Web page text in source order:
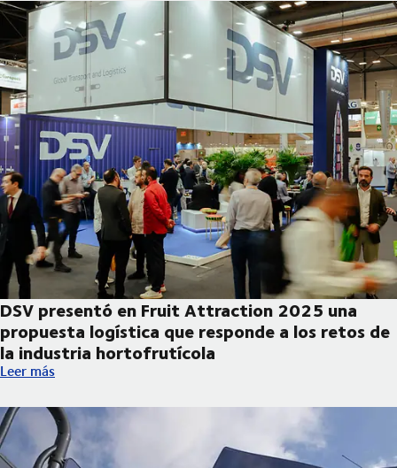
DSV presentó en Fruit Attraction 2025 una
propuesta logística que responde a los retos de
la industria hortofrutícola
DSV presentó en Fruit Attraction 2025 una propuesta
Leer más